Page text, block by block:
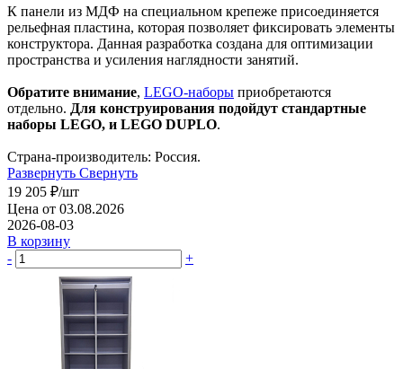
К панели из МДФ на специальном крепеже присоединяется
рельефная пластина, которая позволяет фиксировать элементы
конструктора. Данная разработка создана для оптимизации
пространства и усиления наглядности занятий.
Обратите внимание, LEGO-наборы приобретаются
отдельно. Для конструирования подойдут стандартные
наборы LEGO, и LEGO DUPLO.
Страна-производитель: Россия.
Развернуть Свернуть
19 205 ₽/шт
Цена от 03.08.2026
2026-08-03
В корзину
-
+